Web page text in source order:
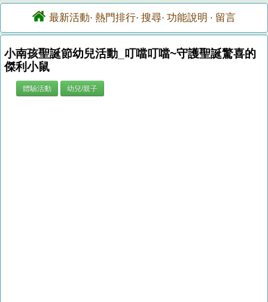
最新活動· 熱門排行· 搜尋· 功能說明 · 留言
小南孩聖誕節幼兒活動_叮噹叮噹~守護聖誕驚喜的
傑利小鼠
體驗活動 幼兒/親子